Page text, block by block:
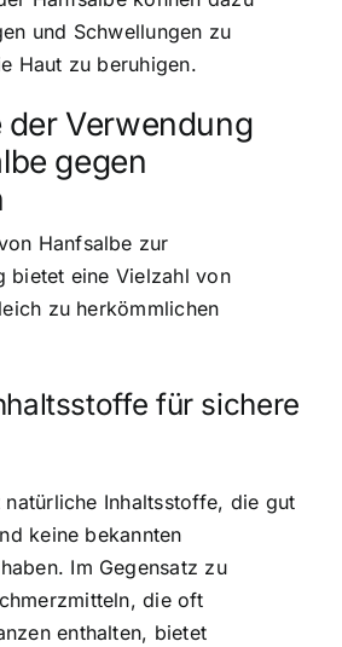
und Schwellungen zu
Haut zu beruhigen.
der Verwendung
gegen
Hanfsalbe zur
bietet eine Vielzahl von
zu herkömmlichen
für sichere
natürliche Inhaltsstoffe, die gut
keine bekannten
Im Gegensatz zu
die oft
enthalten, bietet